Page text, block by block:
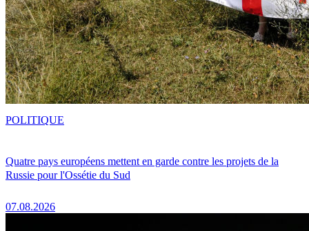
Quatre pays européens mettent en garde contre les projets de la
Russie pour l'Ossétie du Sud
07.08.2026
POLITIQUE